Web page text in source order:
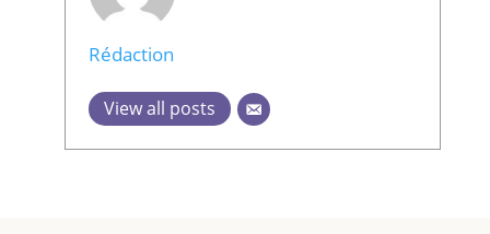
Rédaction
View all posts